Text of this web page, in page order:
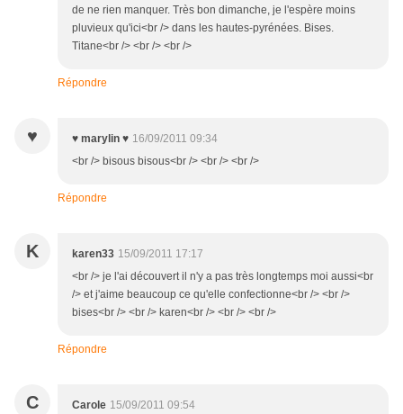
de ne rien manquer. Très bon dimanche, je l'espère moins
pluvieux qu'ici<br /> dans les hautes-pyrénées. Bises.
Titane<br /> <br /> <br />
Répondre
♥ ♥ marylin ♥ 16/09/2011 09:34
<br /> bisous bisous<br /> <br /> <br />
Répondre
K karen33 15/09/2011 17:17
<br /> je l'ai découvert il n'y a pas très longtemps moi aussi<br
/> et j'aime beaucoup ce qu'elle confectionne<br /> <br />
bises<br /> <br /> karen<br /> <br /> <br />
Répondre
C Carole 15/09/2011 09:54